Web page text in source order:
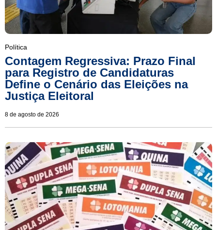
Política
Contagem Regressiva: Prazo Final
para Registro de Candidaturas
Define o Cenário das Eleições na
Justiça Eleitoral
8 de agosto de 2026